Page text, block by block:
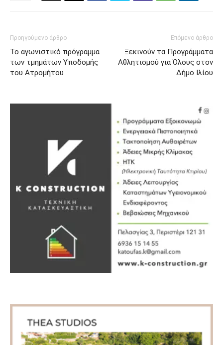
Προηγούμενο άρθρο
Το αγωνιστικό πρόγραμμα
των τμημάτων Υποδομής
του Ατρομήτου
Επόμενο άρθρο
Ξεκινούν τα Προγράμματα
Αθλητισμού για Όλους στον
Δήμο Ιλίου